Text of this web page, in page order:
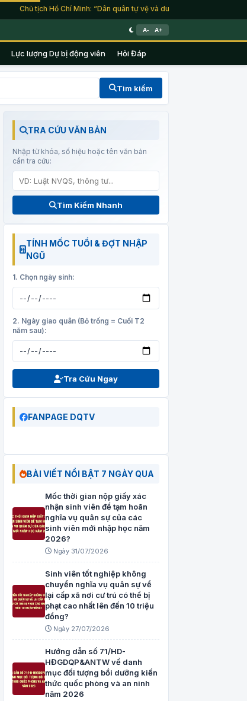
Chủ tịch Hồ Chí Minh: “Dân quân tự vệ và du kích là lực lượng của
A- A+
Lực lượng Dự bị động viên Hỏi Đáp
Tìm kiếm
TRA CỨU VĂN BẢN
Nhập từ khóa, số hiệu hoặc tên văn bản
cần tra cứu:
Tìm Kiếm Nhanh
TÍNH MỐC TUỔI & ĐỢT NHẬP
NGŨ
1. Chọn ngày sinh:
2. Ngày giao quân (Bỏ trống = Cuối T2
năm sau):
Tra Cứu Ngay
FANPAGE DQTV
BÀI VIẾT NỔI BẬT 7 NGÀY QUA
Mốc thời gian nộp giấy xác
nhận sinh viên để tạm hoãn
nghĩa vụ quân sự của các
sinh viên mới nhập học năm
2026?
Ngày 31/07/2026
Sinh viên tốt nghiệp không
chuyển nghĩa vụ quân sự về
lại cấp xã nơi cư trú có thể bị
phạt cao nhất lên đến 10 triệu
đồng?
Ngày 27/07/2026
Hướng dẫn số 71/HD-
HĐGDQP&ANTW về danh
mục đối tượng bồi dưỡng kiến
thức quốc phòng và an ninh
năm 2026